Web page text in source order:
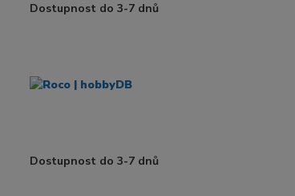
Dostupnost do 3-7 dnů
Dostupnost do 3-7 dnů